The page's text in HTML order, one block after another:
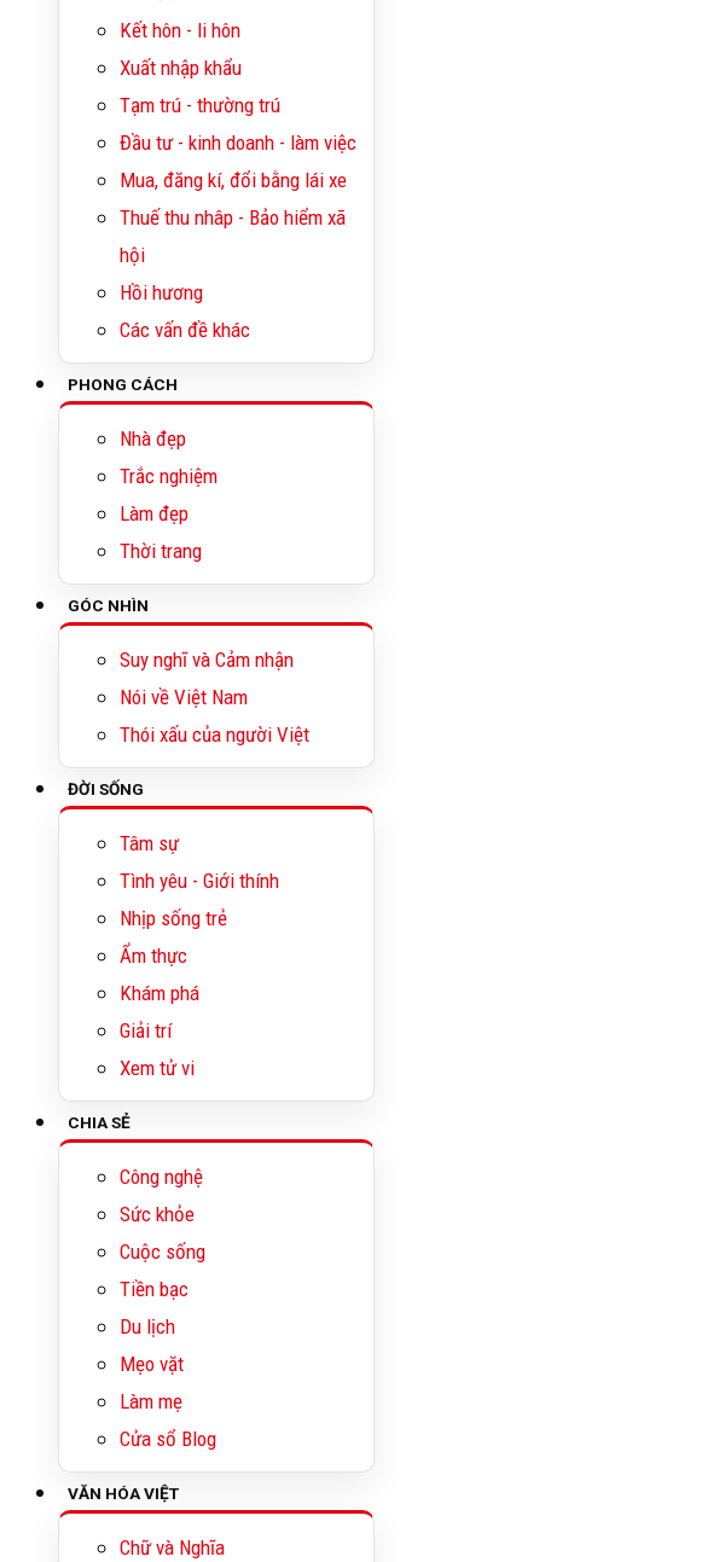
Kết hôn - li hôn
Xuất nhập khẩu
Tạm trú - thường trú
Đầu tư - kinh doanh - làm việc
Mua, đăng kí, đổi bằng lái xe
Thuế thu nhâp - Bảo hiểm xã
hội
Hồi hương
Các vấn đề khác
PHONG CÁCH
Nhà đẹp
Trắc nghiệm
Làm đẹp
Thời trang
GÓC NHÌN
Suy nghĩ và Cảm nhận
Nói về Việt Nam
Thói xấu của người Việt
ĐỜI SỐNG
Tâm sự
Tình yêu - Giới thính
Nhịp sống trẻ
Ẩm thực
Khám phá
Giải trí
Xem tử vi
CHIA SẺ
Công nghệ
Sức khỏe
Cuộc sống
Tiền bạc
Du lịch
Mẹo vặt
Làm mẹ
Cửa sổ Blog
VĂN HÓA VIỆT
Chữ và Nghĩa